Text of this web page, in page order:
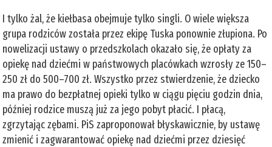
I tylko żal, że kiełbasa obejmuje tylko singli. O wiele większa
grupa rodziców została przez ekipę Tuska ponownie złupiona. Po
nowelizacji ustawy o przedszkolach okazało się, że opłaty za
opiekę nad dziećmi w państwowych placówkach wzrosły ze 150–
250 zł do 500–700 zł. Wszystko przez stwierdzenie, że dziecko
ma prawo do bezpłatnej opieki tylko w ciągu pięciu godzin dnia,
później rodzice muszą już za jego pobyt płacić. I płacą,
zgrzytając zębami. PiS zaproponował błyskawicznie, by ustawę
zmienić i zagwarantować opiekę nad dziećmi przez dziesięć